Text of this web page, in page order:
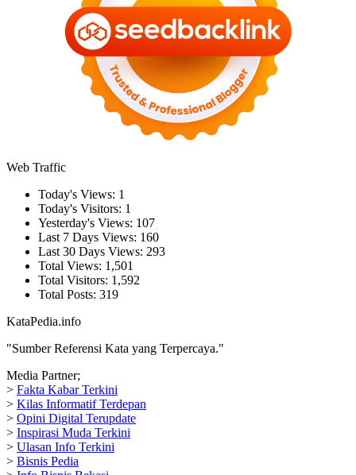
Web Traffic
Today's Views: 1
Today's Visitors: 1
Yesterday's Views: 107
Last 7 Days Views: 160
Last 30 Days Views: 293
Total Views: 1,501
Total Visitors: 1,592
Total Posts: 319
KataPedia.info
"Sumber Referensi Kata yang Terpercaya."
Media Partner;
> Fakta Kabar Terkini
> Kilas Informatif Terdepan
> Opini Digital Terupdate
> Inspirasi Muda Terkini
> Ulasan Info Terkini
> Bisnis Pedia